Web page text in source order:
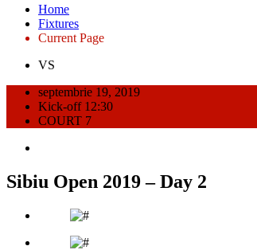
Home
Fixtures
Current Page
VS
septembrie 19, 2019
Kick-off 12:30
COURT 7
Sibiu Open 2019 – Day 2